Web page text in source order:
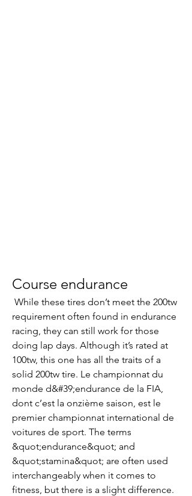
Course endurance
requirement often found in endurance
racing, they can still work for those
doing lap days. Although it’s rated at
100tw, this one has all the traits of a
solid 200tw tire. Le championnat du
monde d&#39;endurance de la FIA,
dont c’est la onzième saison, est le
premier championnat international de
voitures de sport. The terms
&quot;endurance&quot; and
&quot;stamina&quot; are often used
interchangeably when it comes to
fitness, but there is a slight difference.